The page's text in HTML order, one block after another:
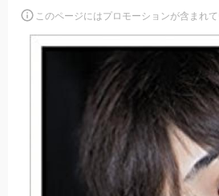
このページにはプロモーションが含まれ